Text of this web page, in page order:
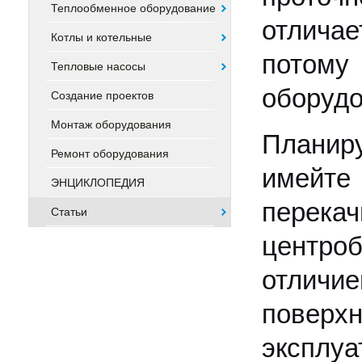
Теплообменное оборудование
Котлы и котельные
Тепловые насосы
Создание проектов
Монтаж оборудования
Ремонт оборудования
ЭНЦИКЛОПЕДИЯ
Статьи